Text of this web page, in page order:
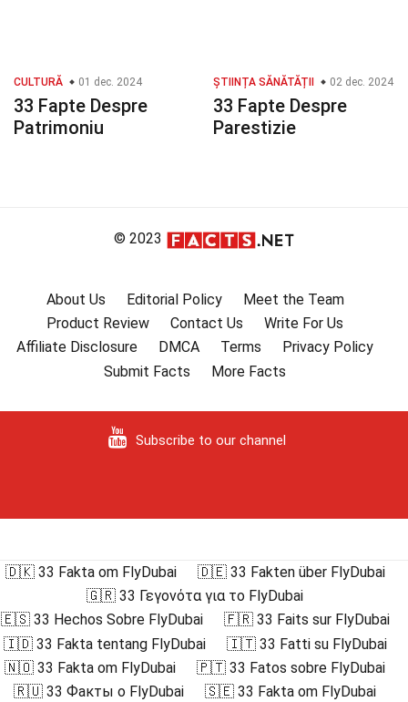
CULTURĂ 01 dec. 2024
33 Fapte Despre
Patrimoniu
ȘTIINȚA SĂNĂTĂȚII 02 dec. 2024
33 Fapte Despre
Parestizie
© 2023
About Us Editorial Policy
Meet the Team
Product Review
Contact Us
Write For Us
Affiliate Disclosure
DMCA Terms
Privacy Policy
Submit Facts
More Facts
Subscribe to our channel
🇩🇰 33 Fakta om FlyDubai
🇩🇪 33 Fakten über FlyDubai
🇬🇷 33 Γεγονότα για το FlyDubai
🇪🇸 33 Hechos Sobre FlyDubai
🇫🇷 33 Faits sur FlyDubai
🇮🇩 33 Fakta tentang FlyDubai
🇮🇹 33 Fatti su FlyDubai
🇳🇴 33 Fakta om FlyDubai
🇵🇹 33 Fatos sobre FlyDubai
🇷🇺 33 Факты о FlyDubai
🇸🇪 33 Fakta om FlyDubai